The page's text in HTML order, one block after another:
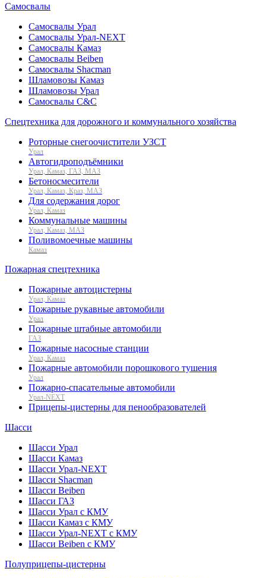
Самосвалы
Самосвалы Урал
Самосвалы Урал-NEXT
Самосвалы Камаз
Самосвалы Beiben
Самосвалы Shacman
Шламовозы Камаз
Шламовозы Урал
Самосвалы C&C
Спецтехника для дорожного и коммунального хозяйства
Роторные снегоочистители УЗСТ
Урал
Автогидроподъёмники
Урал, Камаз, ГАЗ, МАЗ
Бетоносмесители
Урал, Камаз, Краз, МАЗ
Для содержания дорог
Урал, Камаз
Коммунальные машины
Урал, Камаз, МАЗ
Поливомоечные машины
Камаз
Пожарная спецтехника
Пожарные автоцистерны
Урал, Камаз
Пожарные рукавные автомобили
Урал
Пожарные штабные автомобили
ГАЗ
Пожарные насосные станции
Урал, Камаз
Пожарные автомобили порошкового тушения
Урал
Пожарно-спасательные автомобили
Урал-NEXT
Прицепы-цистерны для пенообразователей
Шасси
Шасси Урал
Шасси Камаз
Шасси Урал-NEXT
Шасси Shacman
Шасси Beiben
Шасси ГАЗ
Шасси Урал с КМУ
Шасси Камаз с КМУ
Шасси Урал-NEXT с КМУ
Шасси Beiben с КМУ
Полуприцепы-цистерны